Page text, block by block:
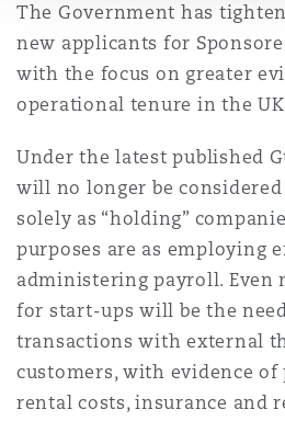
The Government has
new applicants for
with the focus on greater
operational tenure in the
Under the latest published
will no longer be
solely as “holding”
purposes are as employing
administering payroll. Even
for start-ups will be the
transactions with external
customers, with evidence of
rental costs, insurance and